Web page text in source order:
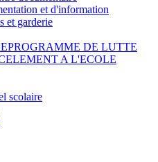
et d'information
et garderie
PROGRAMME DE LUTTE
A L'ECOLE
scolaire